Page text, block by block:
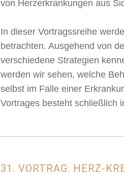
von Herzerkrankungen aus
In dieser Vortragssreihe
betrachten. Ausgehend von
verschiedene Strategien
werden wir sehen, welche
selbst im Falle einer
Vortrages besteht schließlich
31. VORTRAG: HERZ-